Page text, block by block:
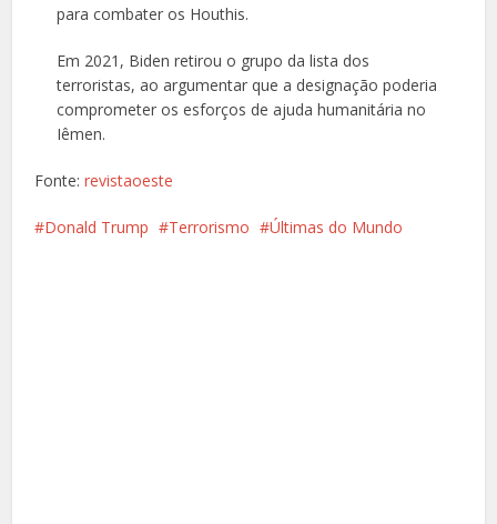
para combater os Houthis.
Em 2021, Biden retirou o grupo da lista dos
terroristas, ao argumentar que a designação poderia
comprometer os esforços de ajuda humanitária no
Iêmen.
Fonte:revistaoeste
Donald Trump Terrorismo Últimas do Mundo